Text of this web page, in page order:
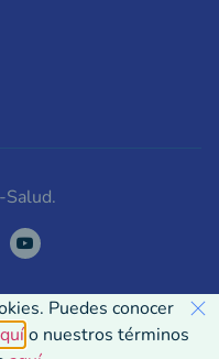
web para ver cómo
Puedes conocer
o nuestros términos